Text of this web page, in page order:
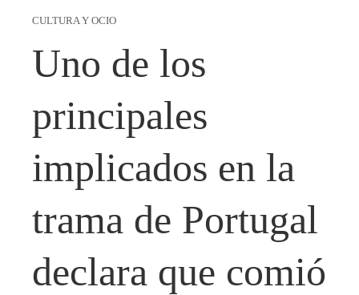
CULTURA Y OCIO
Uno de los
principales
implicados en la
trama de Portugal
declara que comió